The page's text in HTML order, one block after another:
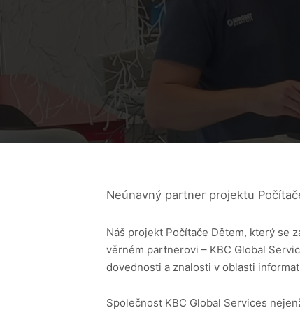
Neúnavný partner projektu
Náš projekt Počítače Dětem, který se
věrném partnerovi – KBC Global
dovednosti a znalosti v oblasti
Společnost KBC Global Services